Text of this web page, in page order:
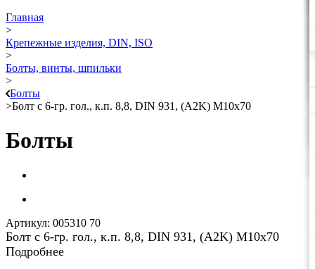
Главная
>
Крепежные изделия, DIN, ISO
>
Болты, винты, шпильки
>
Болты
>Болт с 6-гр. гол., к.п. 8,8, DIN 931, (A2K) М10х70
Болты
Артикул: 005310 70
Болт с 6-гр. гол., к.п. 8,8, DIN 931, (A2K) М10х70
Подробнее